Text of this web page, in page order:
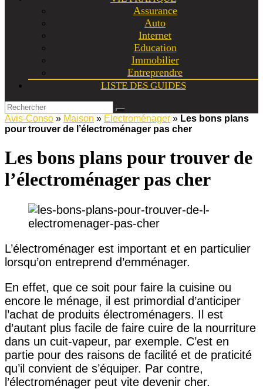
Assurance
Auto
Internet
Education
Immobilier
Entreprendre
LISTE DES GUIDES
Avis-Conso » Maison » Electroménager » Les bons plans
pour trouver de l’électroménager pas cher
Les bons plans pour trouver de
l’électroménager pas cher
L’électroménager est important et en particulier
lorsqu’on entreprend d’emménager.
En effet, que ce soit pour faire la cuisine ou
encore le ménage, il est primordial d’anticiper
l’achat de produits électroménagers. Il est
d’autant plus facile de faire cuire de la nourriture
dans un cuit-vapeur, par exemple. C’est en
partie pour des raisons de facilité et de praticité
qu’il convient de s’équiper. Par contre,
l’électroménager peut vite devenir cher.